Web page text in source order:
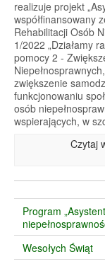
realizuje projekt
współfinansowany
Rehabilitacji Osób
1/2022 „Działamy
pomocy 2 -
zwiększenie
funkcjonowaniu
osób
wspierających, w
Czytaj
Program
Wesołych Świąt